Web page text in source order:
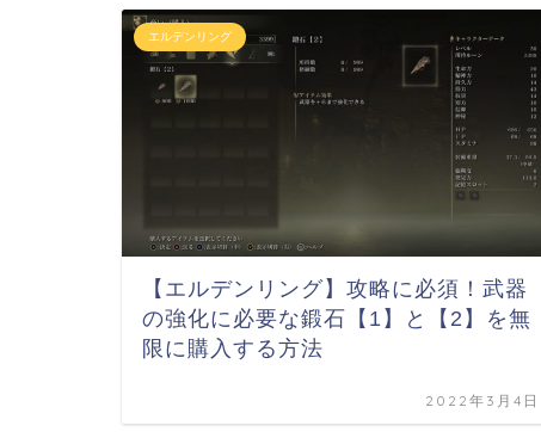
エルデンリング
【エルデンリング】攻略に必須！武器
の強化に必要な鍛石【1】と【2】を無
限に購入する方法
2022年3月4日